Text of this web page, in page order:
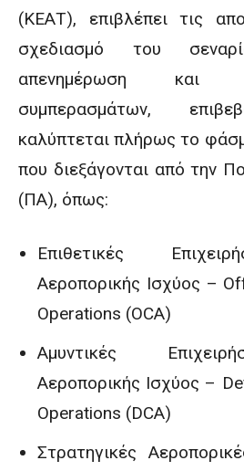
(ΚΕΑΤ), επιβλέπει τις
σχεδιασμό του
απενημέρωση και
συμπερασμάτων,
καλύπτεται πλήρως το
που διεξάγονται από την
(ΠΑ), όπως:
Επιθετικές
Αεροπορικής Ισχύος –
Operations (OCA)
Αμυντικές
Αεροπορικής Ισχύος –
Operations (DCA)
Στρατηγικές